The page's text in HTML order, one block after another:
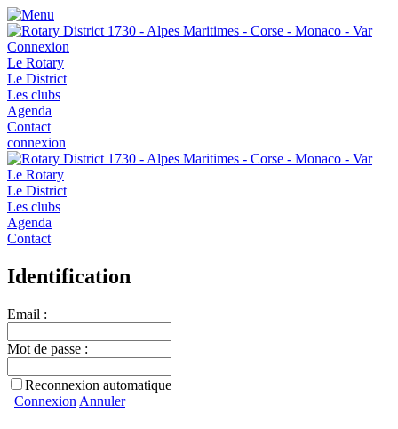
Connexion
Le Rotary
Le District
Les clubs
Agenda
Contact
connexion
Le Rotary
Le District
Les clubs
Agenda
Contact
Identification
Email :
Mot de passe :
Reconnexion automatique
Connexion Annuler